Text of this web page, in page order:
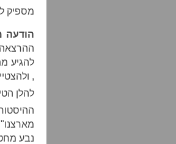
מספיק
הודעה
להגיע
,
להלן
נבע